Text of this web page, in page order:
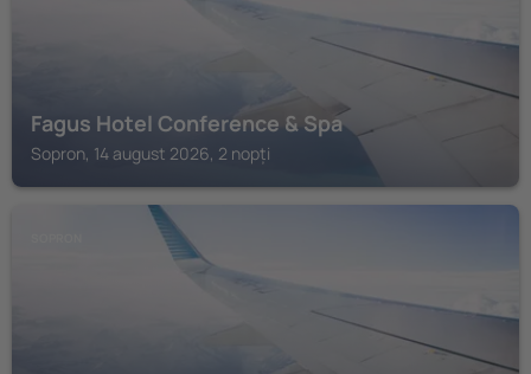
Fagus Hotel Conference & Spa
Sopron, 14 august 2026, 2 nopți